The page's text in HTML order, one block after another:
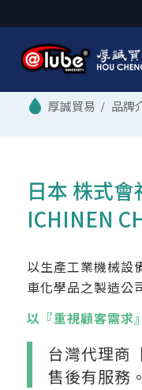
/ 品牌
日本 株式
ICHINEN
以生產工業機械設
車化學品之製造公
以『重視顧客需求
台灣代理商
售後有服務。